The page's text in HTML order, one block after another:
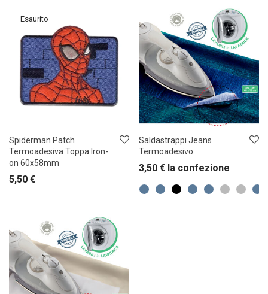
Spiderman Patch
Termoadesiva Toppa Iron-
on 60x58mm
5,50 €
Saldastrappi Jeans
Termoadesivo
3,50 € la confezione